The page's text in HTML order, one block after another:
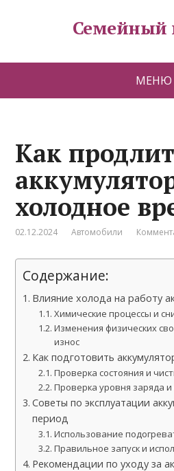
Семейный
МЕНЮ
Как
холодное
02.12.2024 Автомобили
Содержание:
Влияние холода на работу
Химические процессы и
Изменения физических
износ
Как подготовить
Проверка состояния и
Проверка уровня заряда
Советы по эксплуатации
период
Использование
Правильное запуск и
Рекомендации по уходу за